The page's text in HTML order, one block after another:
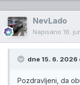
NevLado
Napisano 16.
dne 15. 6. 2026
Pozdravljeni, da